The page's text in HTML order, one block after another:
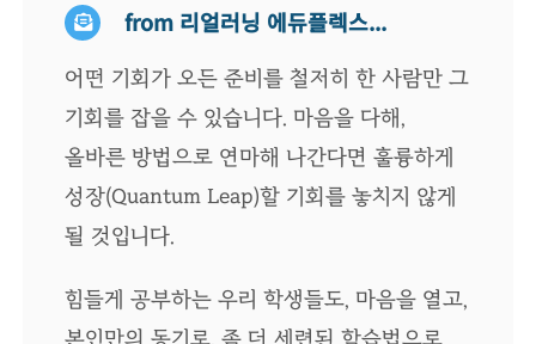
from 리얼러닝 에듀플렉스...
어떤 기회가 오든 준비를 철저히 한 사람만 그
기회를 잡을 수 있습니다. 마음을 다해,
올바른 방법으로 연마해 나간다면 훌륭하게
성장(Quantum Leap)할 기회를 놓치지 않게
될 것입니다.
힘들게 공부하는 우리 학생들도, 마음을 열고,
본인만의 동기로, 좀 더 세련된 학습법으로